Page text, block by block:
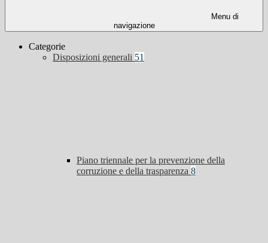
Menu di
navigazione
Categorie
Disposizioni generali 51
Piano triennale per la prevenzione della
corruzione e della trasparenza 8